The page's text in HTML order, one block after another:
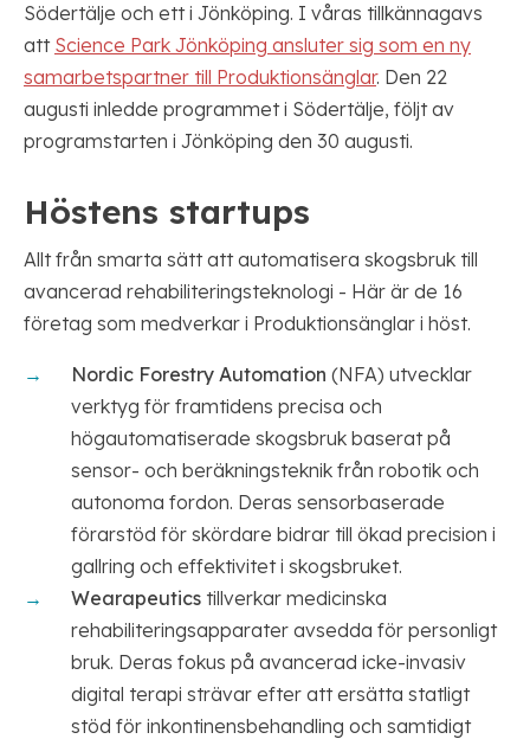
Södertälje och ett i Jönköping. I våras tillkännagavs
att Science Park Jönköping ansluter sig som en ny
samarbetspartner till Produktionsänglar. Den 22
augusti inledde programmet i Södertälje, följt av
programstarten i Jönköping den 30 augusti.
Höstens startups
Allt från smarta sätt att automatisera skogsbruk till
avancerad rehabiliteringsteknologi - Här är de 16
företag som medverkar i Produktionsänglar i höst.
Nordic Forestry Automation (NFA) utvecklar
verktyg för framtidens precisa och
högautomatiserade skogsbruk baserat på
sensor- och beräkningsteknik från robotik och
autonoma fordon. Deras sensorbaserade
förarstöd för skördare bidrar till ökad precision i
gallring och effektivitet i skogsbruket.
Wearapeutics tillverkar medicinska
rehabiliteringsapparater avsedda för personligt
bruk. Deras fokus på avancerad icke-invasiv
digital terapi strävar efter att ersätta statligt
stöd för inkontinensbehandling och samtidigt